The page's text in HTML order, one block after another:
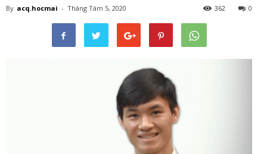
By acq.hocmai - Tháng Tám 5, 2020 0
362